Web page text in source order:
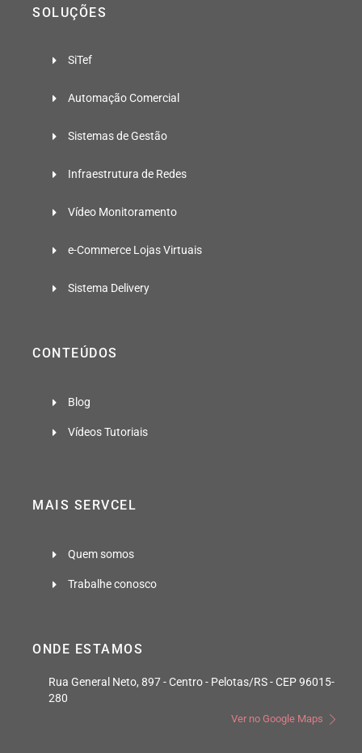
SOLUÇÕES
SiTef
Automação Comercial
Sistemas de Gestão
Infraestrutura de Redes
Vídeo Monitoramento
e-Commerce Lojas Virtuais
Sistema Delivery
CONTEÚDOS
Blog
Vídeos Tutoriais
MAIS SERVCEL
Quem somos
Trabalhe conosco
ONDE ESTAMOS
Rua General Neto, 897 - Centro - Pelotas/RS - CEP 96015-
280
Ver no Google Maps